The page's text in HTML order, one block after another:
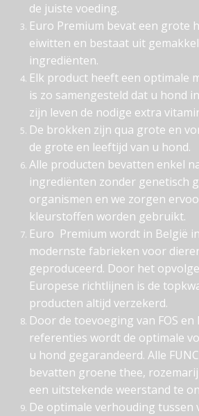
de juiste voeding.
Euro Premium bevat een grote
eiwitten en bestaat uit
ingrediënten.
Elk product heeft een optimale
is zo samengesteld dat u hond
zijn leven de nodige extra
De brokken zijn qua grote en
de grote en leeftijd van u hond.
Alle producten bevatten enkel
ingrediënten zonder genetisch
organismen en we zorgen
kleurstoffen worden gebruikt.
Euro Premium wordt in België
modernste fabrieken voor
geproduceerd. Door het
Europese richtlijnen is de
producten altijd verzekerd.
Door de toevoeging van FOS en
referenties wordt de optimale
u hond gegarandeerd. Alle
bevatten groene thee,
een uitstekende weerstand te
De optimale verhouding tussen